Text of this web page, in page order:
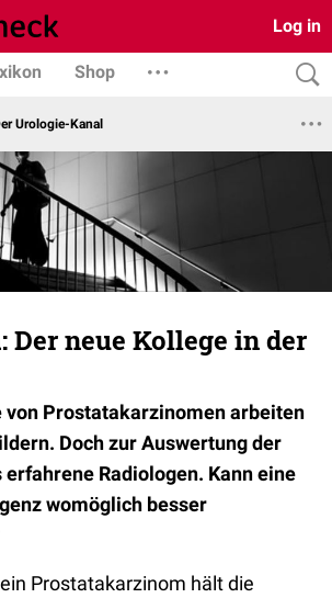
Log in
Shop
Urologie-Kanal
Der neue Kollege in der
von Prostatakarzinomen arbeiten
Doch zur Auswertung der
Radiologen. Kann eine
womöglich besser
Prostatakarzinom hält die